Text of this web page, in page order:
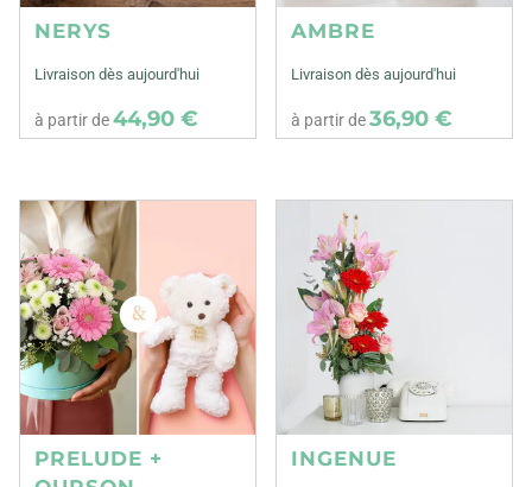
NERYS
Livraison dès aujourd'hui
à partir de44,90 €
AMBRE
Livraison dès aujourd'hui
à partir de36,90 €
PRELUDE +
INGENUE